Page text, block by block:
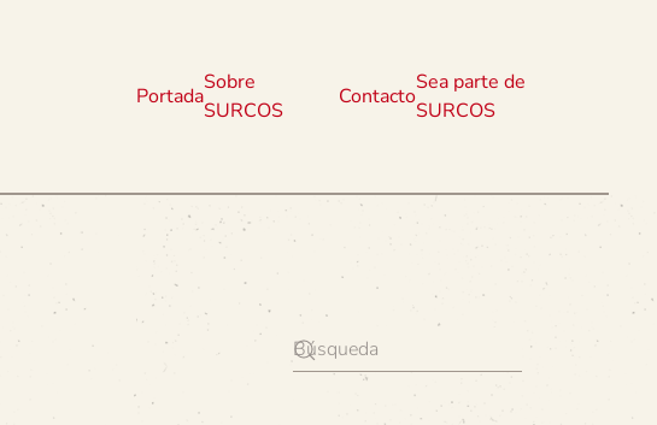
Portada
Sobre
SURCOS
Contacto
Sea parte de
SURCOS